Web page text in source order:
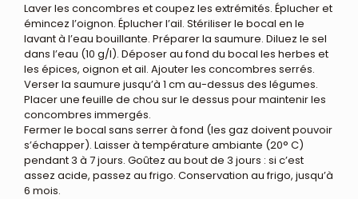
Laver les concombres et coupez les extrémités. Éplucher et
émincez l’oignon. Éplucher l’ail. Stériliser le bocal en le
lavant à l’eau bouillante. Préparer la saumure. Diluez le sel
dans l’eau (10 g/l). Déposer au fond du bocal les herbes et
les épices, oignon et ail. Ajouter les concombres serrés.
Verser la saumure jusqu’à 1 cm au-dessus des légumes.
Placer une feuille de chou sur le dessus pour maintenir les
concombres immergés.
Fermer le bocal sans serrer à fond (les gaz doivent pouvoir
s’échapper). Laisser à température ambiante (20° C)
pendant 3 à 7 jours. Goûtez au bout de 3 jours : si c’est
assez acide, passez au frigo. Conservation au frigo, jusqu’à
6 mois.